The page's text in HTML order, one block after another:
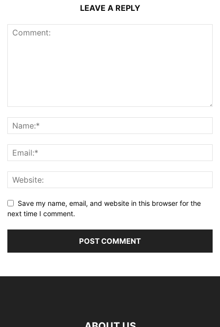
LEAVE A REPLY
Save my name, email, and website in this browser for the
next time I comment.